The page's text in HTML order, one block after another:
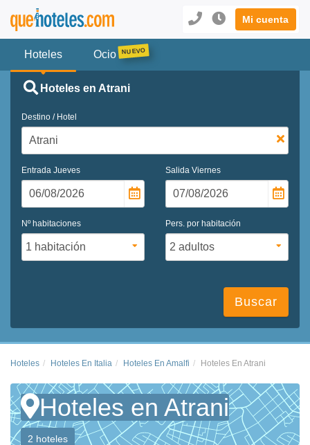
Mi cuenta
Hoteles Ocio
Hoteles en Atrani
Destino / Hotel
Entrada Jueves Salida Viernes
Nº habitaciones Pers. por habitación
Buscar
Hoteles Hoteles En Italia Hoteles En Amalfi Hoteles En Atrani
Hoteles en Atrani
2 hoteles